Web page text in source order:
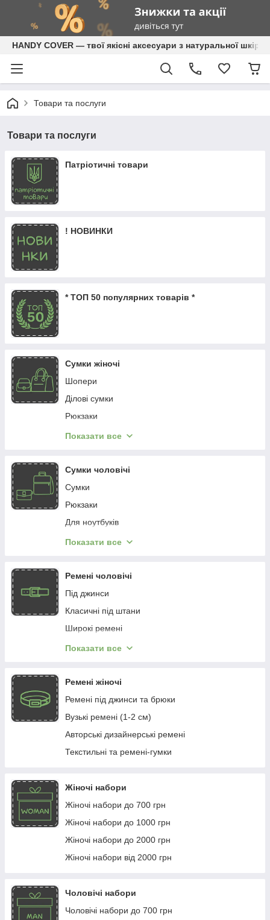
HANDY COVER — твої якісні аксесуари з натуральної шкіри
Товари та послуги
Товари та послуги
Патріотичні товари
! НОВИНКИ
* ТОП 50 популярних товарів *
Сумки жіночі
Шопери
Ділові сумки
Рюкзаки
Маленькі сумки
Бананки
Для ноутбуків
Показати все
Сумки чоловічі
Сумки
Рюкзаки
Для ноутбуків
Бананки
Показати все
Ремені чоловічі
Під джинси
Класичні під штани
Широкі ремені
Батальні ремені 145-180 см
Широкі та військові ремені
Батальні ремені (145-180 см)
Підтяжки
Дитячі ремені
Показати все
Ремені жіночі
Ремені під джинси та брюки
Вузькі ремені (1-2 см)
Авторські дизайнерські ремені
Текстильні та ремені-гумки
Жіночі набори
Жіночі набори до 700 грн
Жіночі набори до 1000 грн
Жіночі набори до 2000 грн
Жіночі набори від 2000 грн
Чоловічі набори
Чоловічі набори до 700 грн